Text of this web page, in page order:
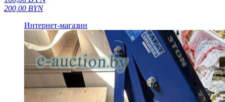
200,00 BYN
Интернет-магазин